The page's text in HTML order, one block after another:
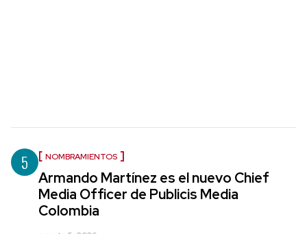
5 NOMBRAMIENTOS
Armando Martínez es el nuevo Chief
Media Officer de Publicis Media
Colombia